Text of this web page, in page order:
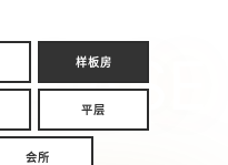
CASE
样板房
平层
会所